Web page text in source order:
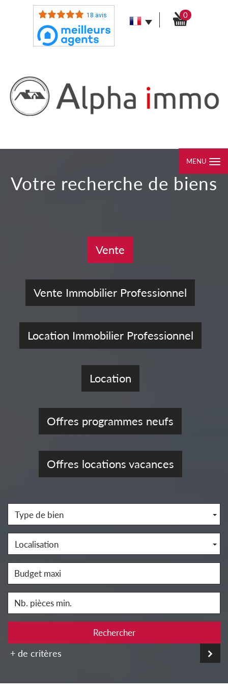
18 avis 0
MENU
votre recherche de biens
Vente
Vente Immobilier Professionnel
Location Immobilier Professionnel
Location
Offres programmes neufs
Offres locations vacances
Type de bien
Localisation
Rechercher
+ de critères